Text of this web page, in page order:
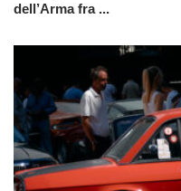
dell’Arma fra ...